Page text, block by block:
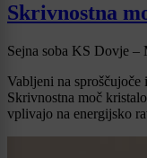
Skrivnostna
Sejna soba KS Dovje –
Vabljeni na
Skrivnostna moč
vplivajo na energijsko